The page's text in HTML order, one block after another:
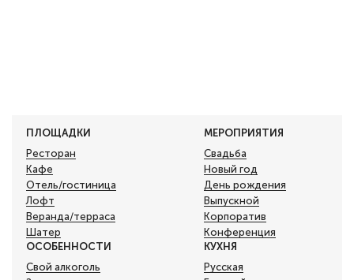
ПЛОЩАДКИ
Ресторан
Кафе
Отель/гостиница
Лофт
Веранда/терраса
Шатер
МЕРОПРИЯТИЯ
Свадьба
Новый год
День рождения
Выпускной
Корпоратив
Конференция
ОСОБЕННОСТИ
Свой алкоголь
КУХНЯ
Русская